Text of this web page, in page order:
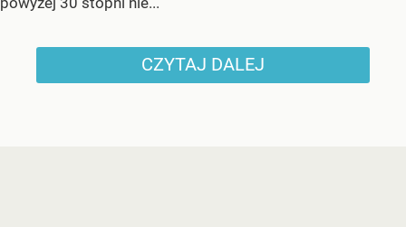
CZYTAJ DALEJ